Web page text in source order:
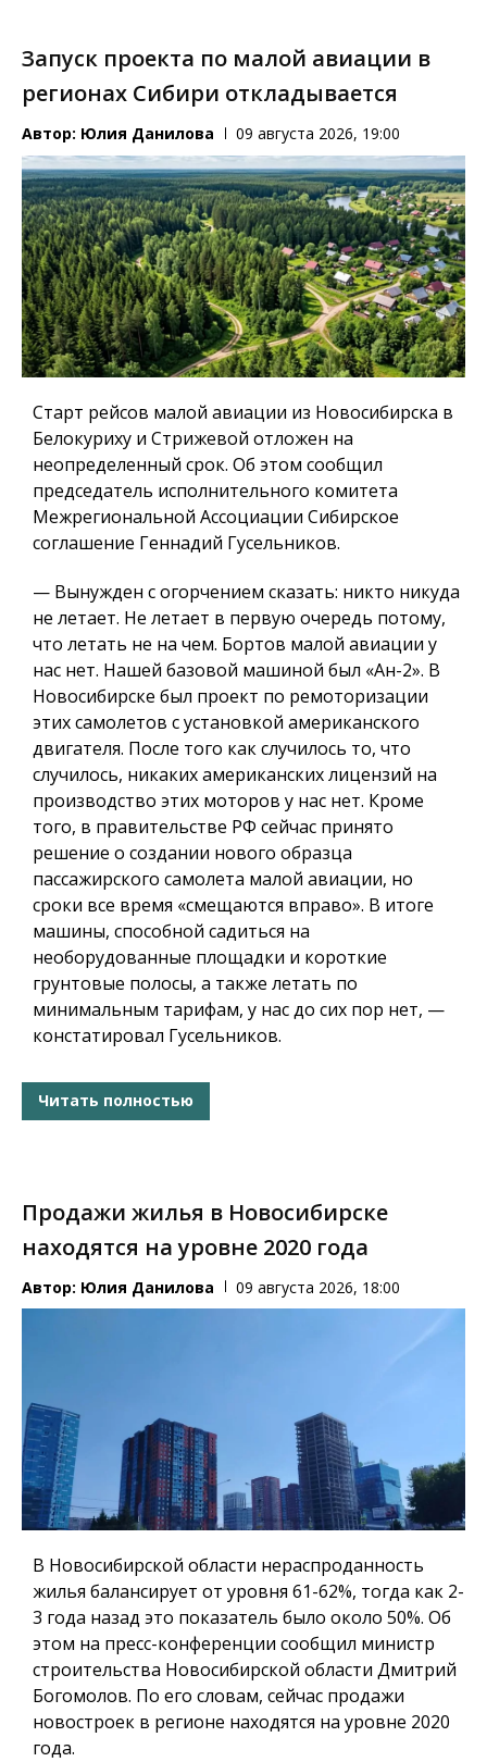
Запуск проекта по малой авиации в
регионах Сибири откладывается
Автор: Юлия Данилова 09 августа 2026, 19:00
Старт рейсов малой авиации из Новосибирска в
Белокуриху и Стрижевой отложен на
неопределенный срок. Об этом сообщил
председатель исполнительного комитета
Межрегиональной Ассоциации Сибирское
соглашение Геннадий Гусельников.
— Вынужден с огорчением сказать: никто никуда
не летает. Не летает в первую очередь потому,
что летать не на чем. Бортов малой авиации у
нас нет. Нашей базовой машиной был «Ан-2». В
Новосибирске был проект по ремоторизации
этих самолетов с установкой американского
двигателя. После того как случилось то, что
случилось, никаких американских лицензий на
производство этих моторов у нас нет. Кроме
того, в правительстве РФ сейчас принято
решение о создании нового образца
пассажирского самолета малой авиации, но
сроки все время «смещаются вправо». В итоге
машины, способной садиться на
необорудованные площадки и короткие
грунтовые полосы, а также летать по
минимальным тарифам, у нас до сих пор нет, —
констатировал Гусельников.
Читать полностью
Продажи жилья в Новосибирске
находятся на уровне 2020 года
Автор: Юлия Данилова 09 августа 2026, 18:00
В Новосибирской области нераспроданность
жилья балансирует от уровня 61-62%, тогда как 2-
3 года назад это показатель было около 50%. Об
этом на пресс-конференции сообщил министр
строительства Новосибирской области Дмитрий
Богомолов. По его словам, сейчас продажи
новостроек в регионе находятся на уровне 2020
года.